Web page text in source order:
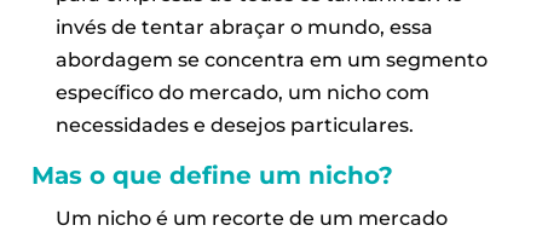
invés de tentar abraçar o mundo, essa
abordagem se concentra em um segmento
específico do mercado, um nicho com
necessidades e desejos particulares.
Mas o que define um nicho?
Um nicho é um recorte de um mercado